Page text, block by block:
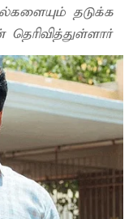
தடுக்க